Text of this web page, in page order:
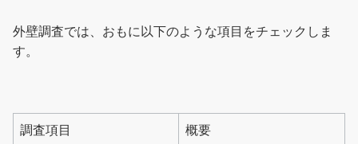
外壁調査では、おもに以下のような項目をチェックしま
す。
調査項目 概要